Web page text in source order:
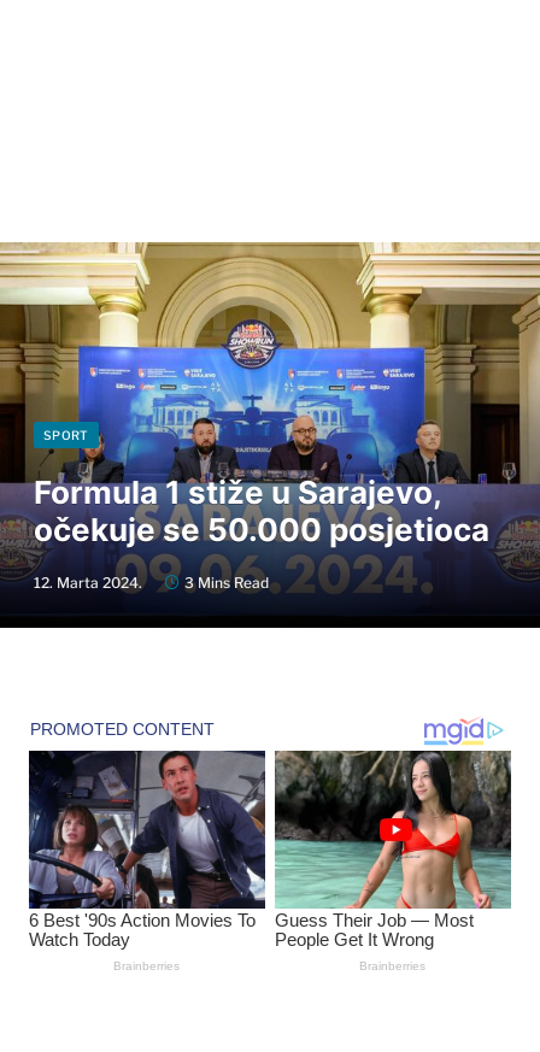
SPORT
Formula 1 stiže u Sarajevo,
očekuje se 50.000 posjetioca
12. Marta 2024. 3 Mins Read